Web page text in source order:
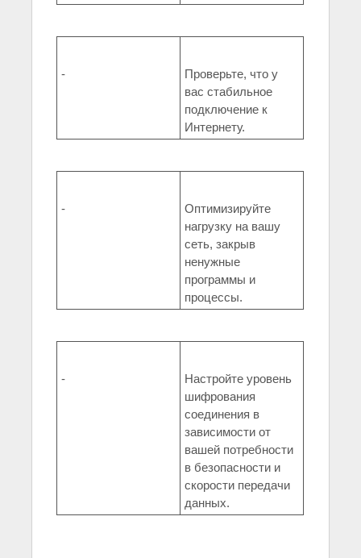
-
Проверьте, что у
вас стабильное
подключение к
Интернету.
-
Оптимизируйте
нагрузку на вашу
сеть, закрыв
ненужные
программы и
процессы.
-
Настройте уровень
шифрования
соединения в
зависимости от
вашей потребности
в безопасности и
скорости передачи
данных.